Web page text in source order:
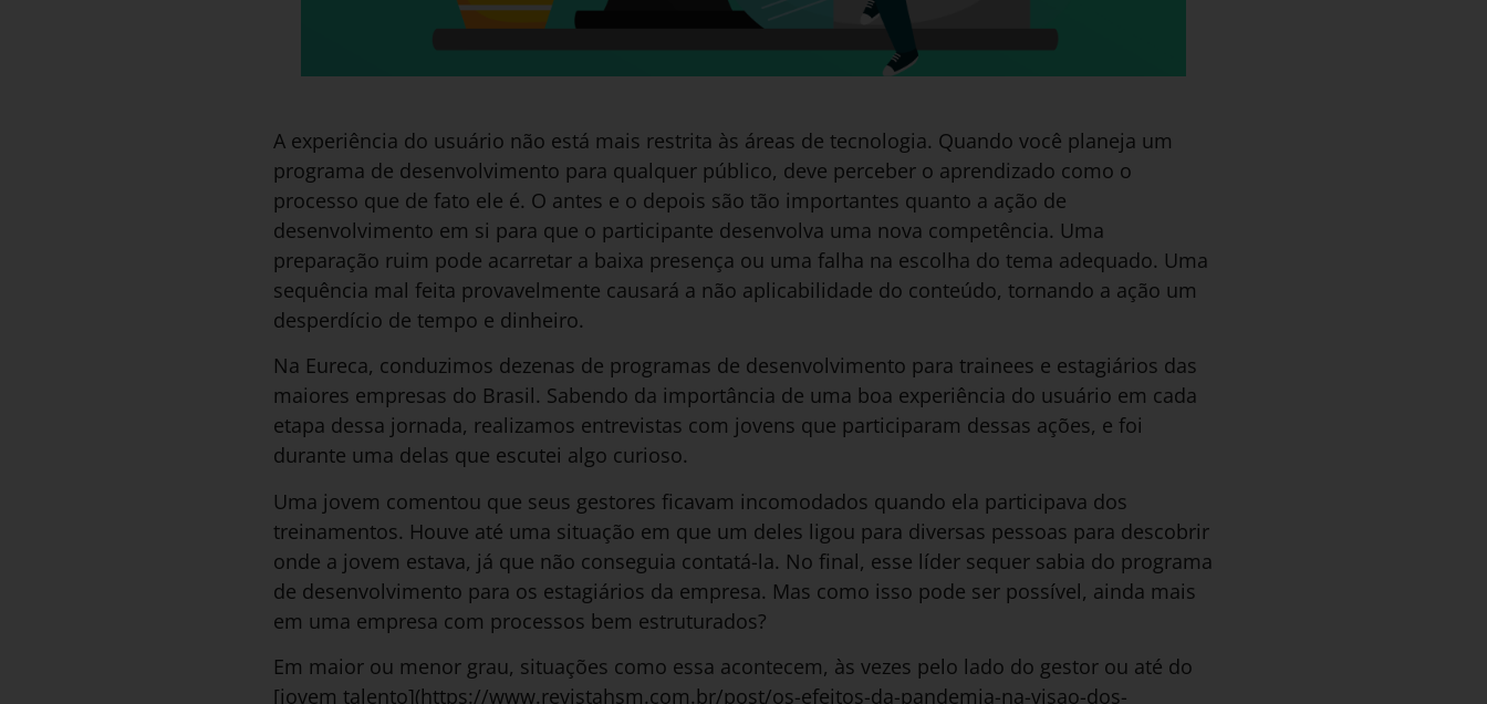
A experiência do usuário não está mais restrita às áreas de tecnologia. Quando você planeja um
programa de desenvolvimento para qualquer público, deve perceber o aprendizado como o
processo que de fato ele é. O antes e o depois são tão importantes quanto a ação de
desenvolvimento em si para que o participante desenvolva uma nova competência. Uma
preparação ruim pode acarretar a baixa presença ou uma falha na escolha do tema adequado. Uma
sequência mal feita provavelmente causará a não aplicabilidade do conteúdo, tornando a ação um
desperdício de tempo e dinheiro.
Na Eureca, conduzimos dezenas de programas de desenvolvimento para trainees e estagiários das
maiores empresas do Brasil. Sabendo da importância de uma boa experiência do usuário em cada
etapa dessa jornada, realizamos entrevistas com jovens que participaram dessas ações, e foi
durante uma delas que escutei algo curioso.
Uma jovem comentou que seus gestores ficavam incomodados quando ela participava dos
treinamentos. Houve até uma situação em que um deles ligou para diversas pessoas para descobrir
onde a jovem estava, já que não conseguia contatá-la. No final, esse líder sequer sabia do programa
de desenvolvimento para os estagiários da empresa. Mas como isso pode ser possível, ainda mais
em uma empresa com processos bem estruturados?
Em maior ou menor grau, situações como essa acontecem, às vezes pelo lado do gestor ou até do
[jovem talento](https://www.revistahsm.com.br/post/os-efeitos-da-pandemia-na-visao-dos-